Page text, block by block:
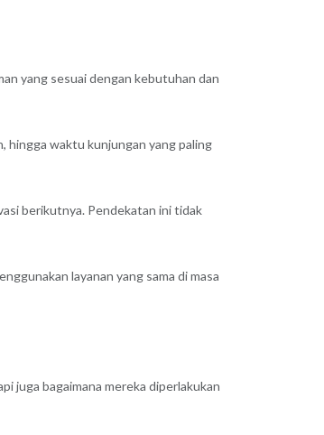
yang sesuai dengan kebutuhan dan
hingga waktu kunjungan yang paling
berikutnya. Pendekatan ini tidak
layanan yang sama di masa
juga bagaimana mereka diperlakukan